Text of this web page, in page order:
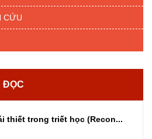
CỨU
ĐỌC
thiết trong triết học (Recon...